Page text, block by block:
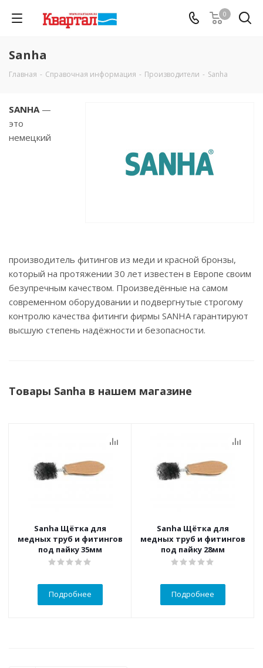
0
Sanha
Главная - Справочная информация - Производители - Sanha
SANHA—
это
немецкий
производитель фитингов из меди и красной бронзы,
который на протяжении 30 лет известен в Европе своим
безупречным качеством. Произведённые на самом
современном оборудовании и подвергнутые строгому
контролю качества фитинги фирмы SANHA гарантируют
высшую степень надёжности и безопасности.
Товары Sanha в нашем магазине
Sanha Щётка для
медных труб и фитингов
под пайку 35мм
Подробнее
Sanha Щётка для
медных труб и фитингов
под пайку 28мм
Подробнее